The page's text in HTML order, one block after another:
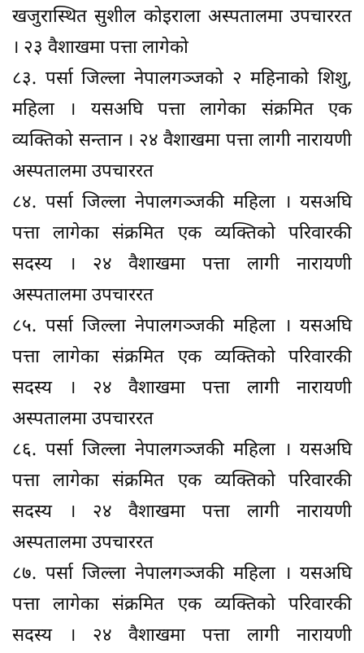
खजुरास्थित सुशील कोइराला अस्पतालमा उपचाररत
। २३ वैशाखमा पत्ता लागेको
८३. पर्सा जिल्ला नेपालगञ्जको २ महिनाको शिशु,
महिला । यसअघि पत्ता लागेका संक्रमित एक
व्यक्तिको सन्तान । २४ वैशाखमा पत्ता लागी नारायणी
अस्पतालमा उपचाररत
८४. पर्सा जिल्ला नेपालगञ्जकी महिला । यसअघि
पत्ता लागेका संक्रमित एक व्यक्तिको परिवारकी
सदस्य । २४ वैशाखमा पत्ता लागी नारायणी
अस्पतालमा उपचाररत
८५. पर्सा जिल्ला नेपालगञ्जकी महिला । यसअघि
पत्ता लागेका संक्रमित एक व्यक्तिको परिवारकी
सदस्य । २४ वैशाखमा पत्ता लागी नारायणी
अस्पतालमा उपचाररत
८६. पर्सा जिल्ला नेपालगञ्जकी महिला । यसअघि
पत्ता लागेका संक्रमित एक व्यक्तिको परिवारकी
सदस्य । २४ वैशाखमा पत्ता लागी नारायणी
अस्पतालमा उपचाररत
८७. पर्सा जिल्ला नेपालगञ्जकी महिला । यसअघि
पत्ता लागेका संक्रमित एक व्यक्तिको परिवारकी
सदस्य । २४ वैशाखमा पत्ता लागी नारायणी